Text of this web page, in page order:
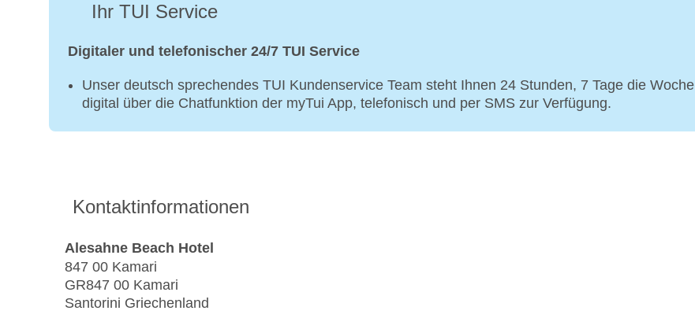
Ihr TUI Service
Digitaler und telefonischer 24/7 TUI Service
Unser deutsch sprechendes TUI Kundenservice Team steht Ihnen 24 Stunden, 7 Tage die Woche
digital über die Chatfunktion der myTui App, telefonisch und per SMS zur Verfügung.
Kontaktinformationen
Alesahne Beach Hotel
847 00 Kamari
GR847 00 Kamari
Santorini Griechenland